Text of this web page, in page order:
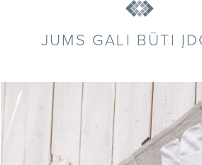
JUMS GALI BŪTI